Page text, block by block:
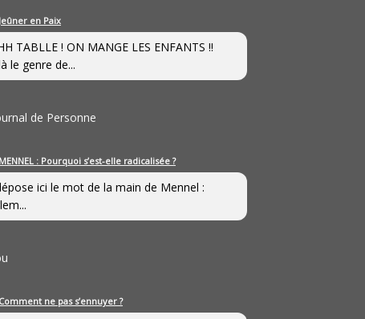
Jeûner en Paix
TABLLE ! ON MANGE LES ENFANTS !!
le genre de...
de Personne
MENNEL : Pourquoi s’est-elle radicalisée ?
ici le mot de la main de Mennel :
Comment ne pas s’ennuyer ?